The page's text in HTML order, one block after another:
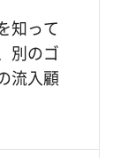
知って
別のゴ
流入顧